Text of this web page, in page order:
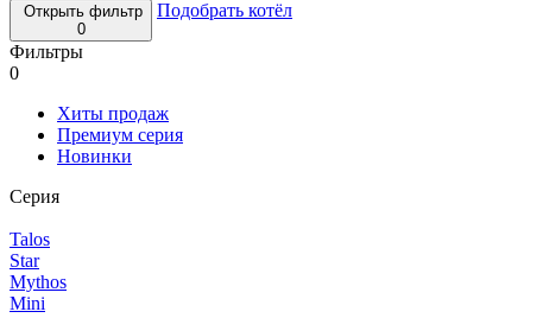
Открыть фильтр
0
Подобрать котёл
Фильтры
0
Хиты продаж
Премиум серия
Новинки
Серия
Talos
Star
Mythos
Mini